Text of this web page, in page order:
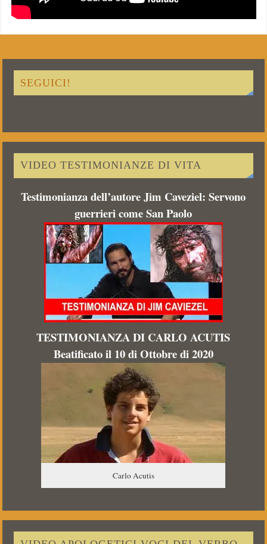
SEGUICI!
VIDEO TESTIMONIANZE DI VITA
Testimonianza dell’autore Jim Caveziel: Servono
guerrieri come San Paolo
TESTIMONIANZA DI CARLO ACUTIS
Beatificato il 10 di Ottobre di 2020
Carlo Acutis